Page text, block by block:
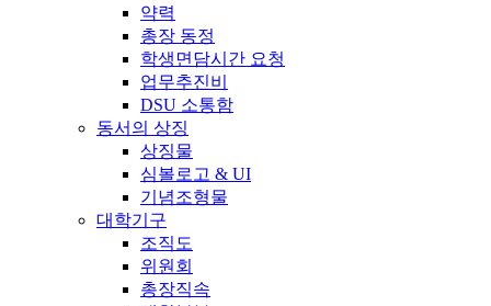
약력
총장 동정
학생면담시간 요청
업무추진비
DSU 소통함
동서의 상징
상징물
심볼로고 & UI
기념조형물
대학기구
조직도
위원회
총장직속